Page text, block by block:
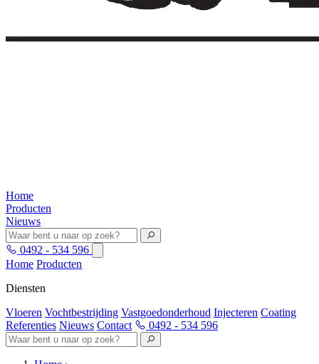
Home
Producten
Nieuws
0492 - 534 596
Home Producten
Diensten
Vloeren Vochtbestrijding Vastgoedonderhoud Injecteren Coating
Referenties Nieuws Contact 0492 - 534 596